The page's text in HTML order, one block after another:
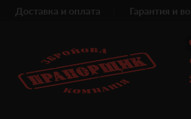
Доставка и оплата Гарантия и